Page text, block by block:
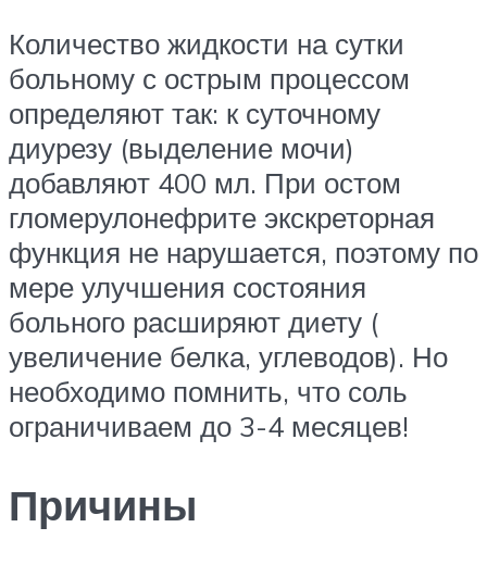
Количество жидкости на сутки
больному с острым процессом
определяют так: к суточному
диурезу (выделение мочи)
добавляют 400 мл. При остом
гломерулонефрите экскреторная
функция не нарушается, поэтому по
мере улучшения состояния
больного расширяют диету (
увеличение белка, углеводов). Но
необходимо помнить, что соль
ограничиваем до 3-4 месяцев!
Причины